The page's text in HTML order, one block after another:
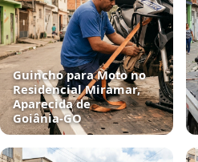
Guincho para Moto no
Residencial Miramar,
Aparecida de
Goiânia‑GO